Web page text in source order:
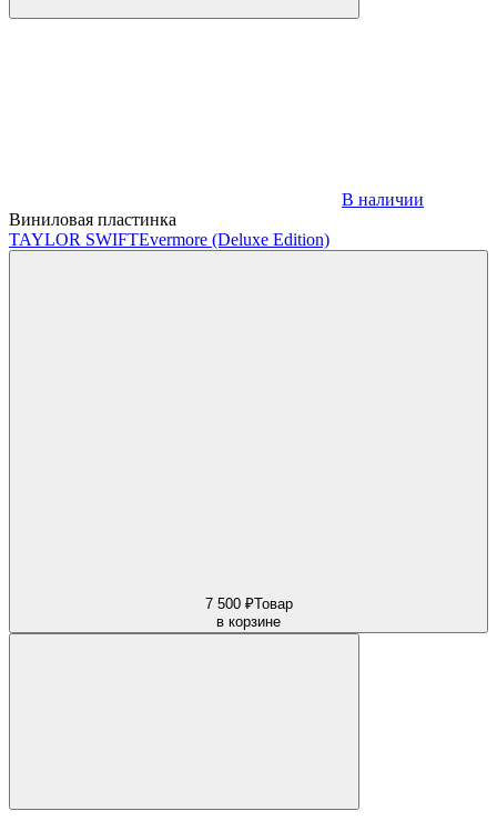
В наличии
Виниловая пластинка
TAYLOR SWIFTEvermore (Deluxe Edition)
7 500 ₽Товар
в корзине